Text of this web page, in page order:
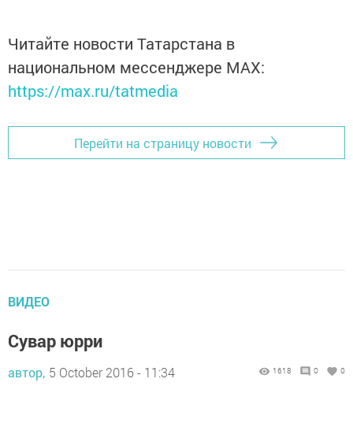
Читайте новости Татарстана в
национальном мессенджере MАХ:
https://max.ru/tatmedia
Перейти на страницу новости
ВИДЕО
Cувар юрри
автор, 5 October 2016 - 11:34 1618 0 0